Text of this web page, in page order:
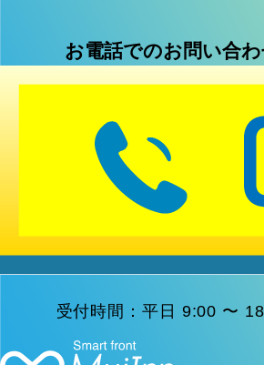
お電話でのお問い合
受付時間：平日 9:00 〜